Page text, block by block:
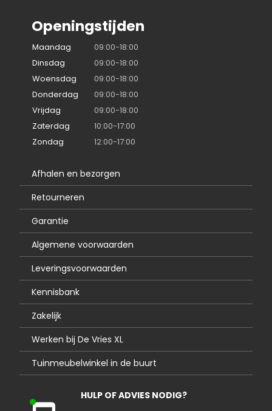
Openingstijden
Maandag
09:00-18:00
Dinsdag
09:00-18:00
Woensdag
09:00-18:00
Donderdag
09:00-18:00
Vrijdag
09:00-18:00
Zaterdag
10:00-17:00
Zondag
12:00-17:00
Afhalen en bezorgen
Retourneren
Garantie
Algemene voorwaarden
Leveringsvoorwaarden
Kennisbank
Zakelijk
Werken bij De Vries XL
Tuinmeubelwinkel in de buurt
HULP OF ADVIES NODIG?